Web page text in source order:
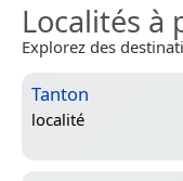
Localités à
Explorez des
Tanton
localité